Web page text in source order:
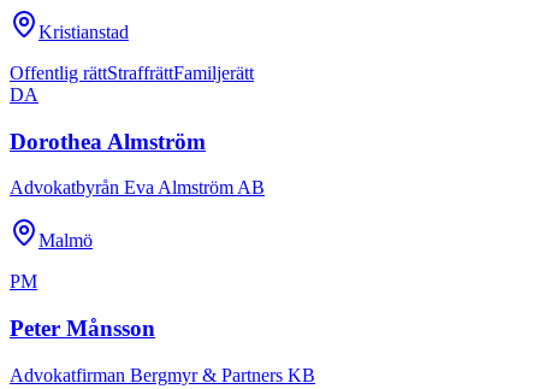
Kristianstad
Offentlig rättStraffrättFamiljerätt
DA
Dorothea Almström
Advokatbyrån Eva Almström AB
Malmö
PM
Peter Månsson
Advokatfirman Bergmyr & Partners KB